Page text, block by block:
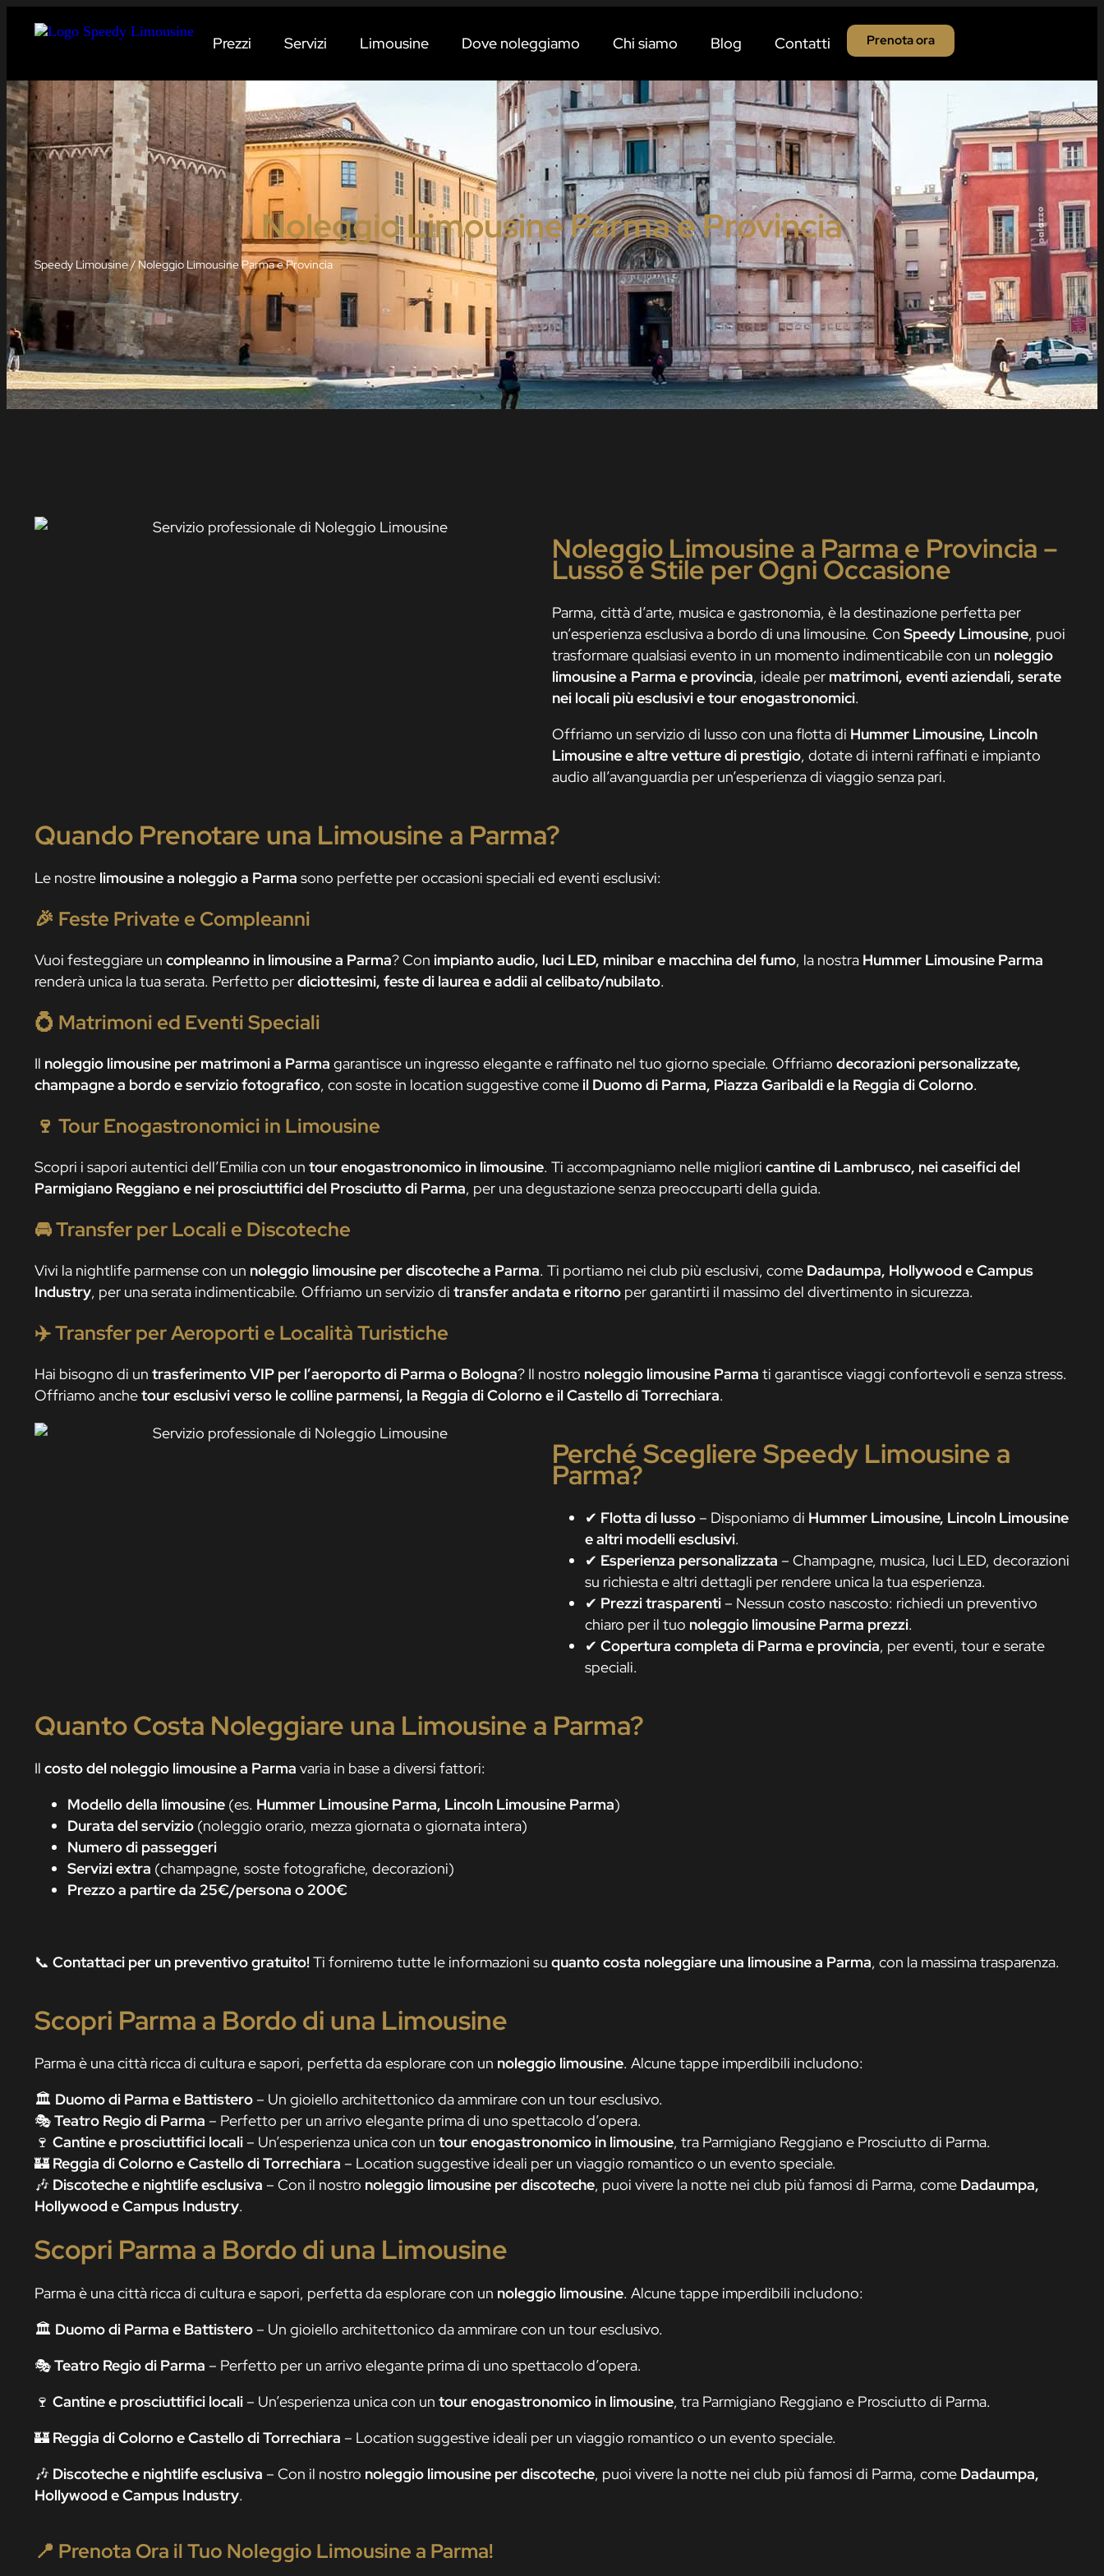
Prezzi Servizi Limousine Dove noleggiamo Chi siamo Blog Contatti Prenota ora
Noleggio Limousine Parma e Provincia
Speedy Limousine/ Noleggio Limousine Parma e Provincia
Noleggio Limousine a Parma e Provincia –
Lusso e Stile per Ogni Occasione
Parma, città d’arte, musica e gastronomia, è la destinazione perfetta per
un’esperienza esclusiva a bordo di una limousine. Con Speedy Limousine, puoi
trasformare qualsiasi evento in un momento indimenticabile con un noleggio
limousine a Parma e provincia, ideale per matrimoni, eventi aziendali, serate
nei locali più esclusivi e tour enogastronomici.
Offriamo un servizio di lusso con una flotta di Hummer Limousine, Lincoln
Limousine e altre vetture di prestigio, dotate di interni raffinati e impianto
audio all’avanguardia per un’esperienza di viaggio senza pari.
Quando Prenotare una Limousine a Parma?
Le nostre limousine a noleggio a Parma sono perfette per occasioni speciali ed eventi esclusivi:
🎉 Feste Private e Compleanni
Vuoi festeggiare un compleanno in limousine a Parma? Con impianto audio, luci LED, minibar e macchina del fumo, la nostra Hummer Limousine Parma
renderà unica la tua serata. Perfetto perdiciottesimi, feste di laurea e addii al celibato/nubilato.
💍 Matrimoni ed Eventi Speciali
Il noleggio limousine per matrimoni a Parma garantisce un ingresso elegante e raffinato nel tuo giorno speciale. Offriamo decorazioni personalizzate,
champagne a bordo e servizio fotografico, con soste in location suggestive come il Duomo di Parma, Piazza Garibaldi e la Reggia di Colorno.
🍷 Tour Enogastronomici in Limousine
Scopri i sapori autentici dell’Emilia con un tour enogastronomico in limousine. Ti accompagniamo nelle migliori cantine di Lambrusco, nei caseifici del
Parmigiano Reggiano e nei prosciuttifici del Prosciutto di Parma, per una degustazione senza preoccuparti della guida.
🚘Transfer per Locali e Discoteche
Vivi la nightlife parmense con un noleggio limousine per discoteche a Parma. Ti portiamo nei club più esclusivi, come Dadaumpa, Hollywood e Campus
Industry, per una serata indimenticabile. Offriamo un servizio di transfer andata e ritorno per garantirti il massimo del divertimento in sicurezza.
✈️Transfer per Aeroporti e Località Turistiche
Hai bisogno di un trasferimento VIP per l’aeroporto di Parma o Bologna? Il nostro noleggio limousine Parma ti garantisce viaggi confortevoli e senza stress.
Offriamo anchetour esclusivi verso le colline parmensi, la Reggia di Colorno e il Castello di Torrechiara.
Perché Scegliere Speedy Limousine a
Parma?
✔ Flotta di lusso – Disponiamo di Hummer Limousine, Lincoln Limousine
e altri modelli esclusivi.
✔ Esperienza personalizzata – Champagne, musica, luci LED, decorazioni
su richiesta e altri dettagli per rendere unica la tua esperienza.
✔ Prezzi trasparenti – Nessun costo nascosto: richiedi un preventivo
chiaro per il tuo noleggio limousine Parma prezzi.
✔ Copertura completa di Parma e provincia, per eventi, tour e serate
speciali.
Quanto Costa Noleggiare una Limousine a Parma?
Il costo del noleggio limousine a Parma varia in base a diversi fattori:
Modello della limousine (es. Hummer Limousine Parma, Lincoln Limousine Parma)
Durata del servizio (noleggio orario, mezza giornata o giornata intera)
Numero di passeggeri
Servizi extra (champagne, soste fotografiche, decorazioni)
Prezzo a partire da 25€/persona o 200€
📞 Contattaci per un preventivo gratuito!Ti forniremo tutte le informazioni su quanto costa noleggiare una limousine a Parma, con la massima trasparenza.
Scopri Parma a Bordo di una Limousine
Parma è una città ricca di cultura e sapori, perfetta da esplorare con un noleggio limousine. Alcune tappe imperdibili includono:
🏛️ Duomo di Parma e Battistero – Un gioiello architettonico da ammirare con un tour esclusivo.
🎭Teatro Regio di Parma – Perfetto per un arrivo elegante prima di uno spettacolo d’opera.
🍷 Cantine e prosciuttifici locali – Un’esperienza unica con un tour enogastronomico in limousine, tra Parmigiano Reggiano e Prosciutto di Parma.
🏰 Reggia di Colorno e Castello di Torrechiara – Location suggestive ideali per un viaggio romantico o un evento speciale.
🎶 Discoteche e nightlife esclusiva – Con il nostro noleggio limousine per discoteche, puoi vivere la notte nei club più famosi di Parma, come Dadaumpa,
Hollywood e Campus Industry.
Scopri Parma a Bordo di una Limousine
Parma è una città ricca di cultura e sapori, perfetta da esplorare con un noleggio limousine. Alcune tappe imperdibili includono:
🏛️ Duomo di Parma e Battistero – Un gioiello architettonico da ammirare con un tour esclusivo.
🎭Teatro Regio di Parma – Perfetto per un arrivo elegante prima di uno spettacolo d’opera.
🍷 Cantine e prosciuttifici locali – Un’esperienza unica con un tour enogastronomico in limousine, tra Parmigiano Reggiano e Prosciutto di Parma.
🏰 Reggia di Colorno e Castello di Torrechiara – Location suggestive ideali per un viaggio romantico o un evento speciale.
🎶 Discoteche e nightlife esclusiva – Con il nostro noleggio limousine per discoteche, puoi vivere la notte nei club più famosi di Parma, come Dadaumpa,
Hollywood e Campus Industry.
📍 Prenota Ora il Tuo Noleggio Limousine a Parma!